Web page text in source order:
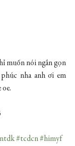
muốn nói ngắn gọn
nha anh ơi em
#tcdcn#himyf